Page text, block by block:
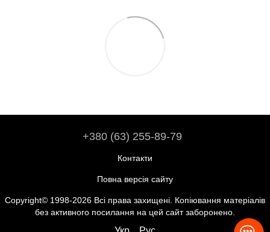
+380 (63) 255-89-79
Контакти
Повна версія сайту
Copyright© 1998-2026 Всі права захищені. Копіювання матеріалів
без активного посилання на цей сайт заборонено.